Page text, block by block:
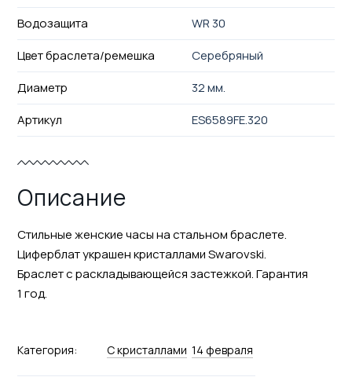
Водозащита
WR 30
Цвет браслета/ремешка
Серебряный
Диаметр
32 мм.
Артикул
ES6589FE.320
Описание
Стильные женские часы на стальном браслете.
Циферблат украшен кристаллами Swarovski.
Браслет с раскладывающейся застежкой. Гарантия
1 год.
Категория: С кристаллами 14 февраля